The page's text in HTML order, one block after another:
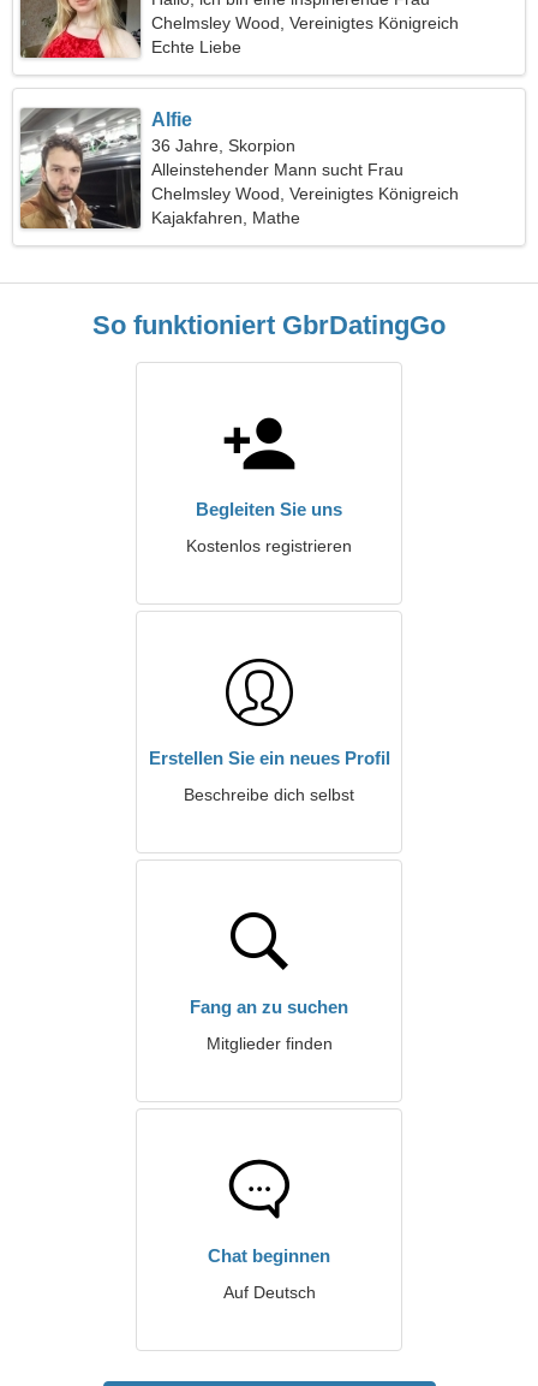
Chelmsley Wood, Vereinigtes Königreich
Echte Liebe
Alfie
36 Jahre, Skorpion
Alleinstehender Mann sucht Frau
Chelmsley Wood, Vereinigtes Königreich
Kajakfahren, Mathe
So funktioniert GbrDatingGo
Begleiten Sie uns
Kostenlos registrieren
Erstellen Sie ein neues Profil
Beschreibe dich selbst
Fang an zu suchen
Mitglieder finden
Chat beginnen
Auf Deutsch